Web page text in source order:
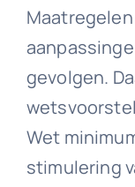
gevolgen.
Wet
stimulering